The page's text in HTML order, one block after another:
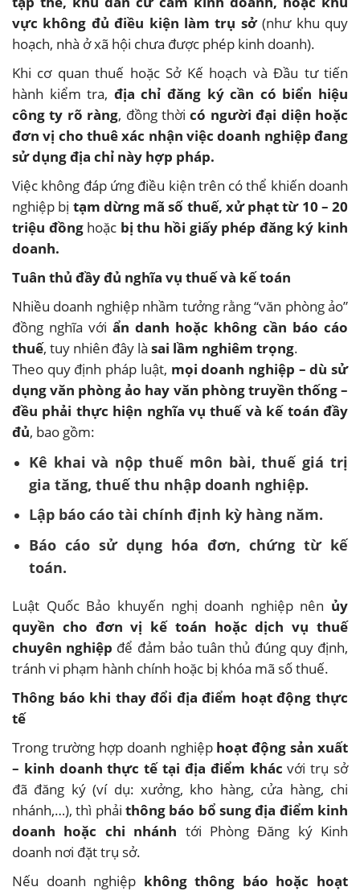
vực không đủ điều kiện làm trụ sở(như khu quy
hoạch, nhà ở xã hội chưa được phép kinh doanh).
Khi cơ quan thuế hoặc Sở Kế hoạch và Đầu tư tiến
hành kiểm tra, địa chỉ đăng ký cần có biển hiệu
công ty rõ ràng, đồng thờicó người đại diện hoặc
đơn vị cho thuê xác nhận việc doanh nghiệp đang
sử dụng địa chỉ này hợp pháp.
Việc không đáp ứng điều kiện trên có thể khiến doanh
nghiệp bị tạm dừng mã số thuế, xử phạt từ 10 – 20
triệu đồnghoặc bị thu hồi giấy phép đăng ký kinh
doanh.
Tuân thủ đầy đủ nghĩa vụ thuế và kế toán
Nhiều doanh nghiệp nhầm tưởng rằng “văn phòng ảo”
đồng nghĩa với ẩn danh hoặc không cần báo cáo
thuế, tuy nhiên đây là sai lầm nghiêm trọng.
Theo quy định pháp luật, mọi doanh nghiệp – dù sử
dụng văn phòng ảo hay văn phòng truyền thống –
đều phải thực hiện nghĩa vụ thuế và kế toán đầy
đủ, bao gồm:
Kê khai và nộp thuế môn bài, thuế giá trị
gia tăng, thuế thu nhập doanh nghiệp.
Lập báo cáo tài chính định kỳ hàng năm.
Báo cáo sử dụng hóa đơn, chứng từ kế
toán.
Luật Quốc Bảo khuyến nghị doanh nghiệp nên ủy
quyền cho đơn vị kế toán hoặc dịch vụ thuế
chuyên nghiệp để đảm bảo tuân thủ đúng quy định,
tránh vi phạm hành chính hoặc bị khóa mã số thuế.
Thông báo khi thay đổi địa điểm hoạt động thực
tế
Trong trường hợp doanh nghiệp hoạt động sản xuất
– kinh doanh thực tế tại địa điểm khác với trụ sở
đã đăng ký (ví dụ: xưởng, kho hàng, cửa hàng, chi
nhánh,…), thì phải thông báo bổ sung địa điểm kinh
doanh hoặc chi nhánh tới Phòng Đăng ký Kinh
doanh nơi đặt trụ sở.
Nếu doanh nghiệp không thông báo hoặc hoạt